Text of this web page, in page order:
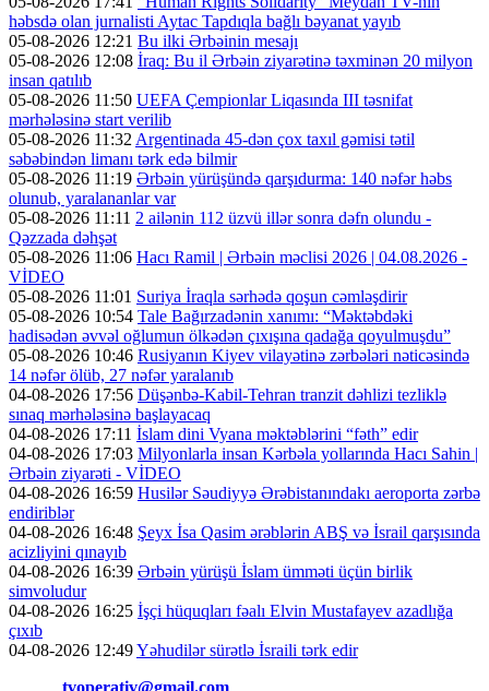
həbsdə olan jurnalisti Aytac Tapdıqla bağlı bəyanat yayıb
05-08-2026 12:21 Bu ilki Ərbəinin mesajı
05-08-2026 12:08 İraq: Bu il Ərbəin ziyarətinə təxminən 20 milyon
insan qatılıb
05-08-2026 11:50 UEFA Çempionlar Liqasında III təsnifat
mərhələsinə start verilib
05-08-2026 11:32 Argentinada 45-dən çox taxıl gəmisi tətil
səbəbindən limanı tərk edə bilmir
05-08-2026 11:19 Ərbəin yürüşündə qarşıdurma: 140 nəfər həbs
olunub, yaralananlar var
05-08-2026 11:11 2 ailənin 112 üzvü illər sonra dəfn olundu -
Qəzzada dəhşət
05-08-2026 11:06 Hacı Ramil | Ərbəin məclisi 2026 | 04.08.2026 -
VİDEO
05-08-2026 11:01 Suriya İraqla sərhədə qoşun cəmləşdirir
05-08-2026 10:54 Tale Bağırzadənin xanımı: “Məktəbdəki
hadisədən əvvəl oğlumun ölkədən çıxışına qadağa qoyulmuşdu”
05-08-2026 10:46 Rusiyanın Kiyev vilayətinə zərbələri nəticəsində
14 nəfər ölüb, 27 nəfər yaralanıb
04-08-2026 17:56 Düşənbə-Kabil-Tehran tranzit dəhlizi tezliklə
sınaq mərhələsinə başlayacaq
04-08-2026 17:11 İslam dini Vyana məktəblərini “fəth” edir
04-08-2026 17:03 Milyonlarla insan Kərbəla yollarında Hacı Sahin |
Ərbəin ziyarəti - VİDEO
04-08-2026 16:59 Husilər Səudiyyə Ərəbistanındakı aeroporta zərbə
endiriblər
04-08-2026 16:48 Şeyx İsa Qasim ərəblərin ABŞ və İsrail qarşısında
acizliyini qınayıb
04-08-2026 16:39 Ərbəin yürüşü İslam ümməti üçün birlik
simvoludur
04-08-2026 16:25 İşçi hüquqları fəalı Elvin Mustafayev azadlığa
çıxıb
04-08-2026 12:49Yəhudilər sürətlə İsraili tərk edir
tvoperativ@gmail.com